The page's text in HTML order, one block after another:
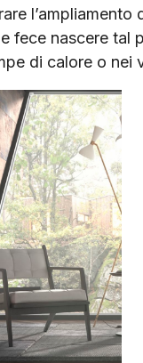
fece nascere tal
di calore o nei